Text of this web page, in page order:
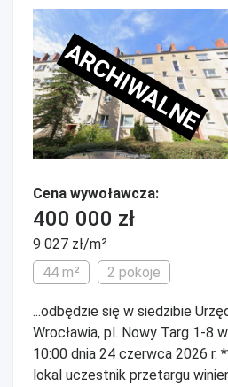
ARCHIWALNE
Cena wywoławcza:
400 000 zł
9 027 zł/m²
44 m²
2 pokoje
...odbędzie się w siedzibie
Wrocławia, pl. Nowy Targ 1-8
10:00 dnia 24 czerwca 2026 r.
lokal uczestnik przetargu